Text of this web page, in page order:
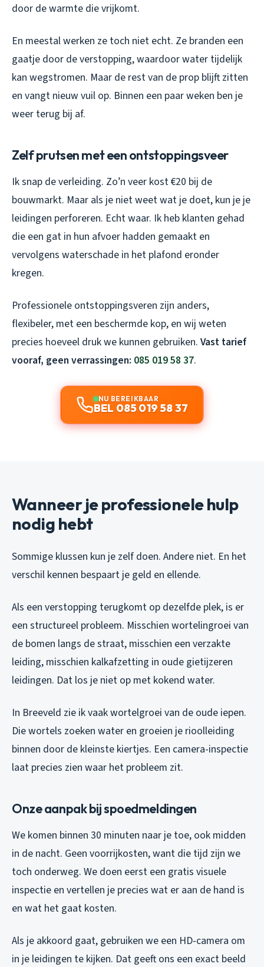
door de warmte die vrijkomt.
En meestal werken ze toch niet echt. Ze branden een
gaatje door de verstopping, waardoor water tijdelijk
kan wegstromen. Maar de rest van de prop blijft zitten
en vangt nieuw vuil op. Binnen een paar weken ben je
weer terug bij af.
Zelf prutsen met een ontstoppingsveer
Ik snap de verleiding. Zo’n veer kost €20 bij de
bouwmarkt. Maar als je niet weet wat je doet, kun je je
leidingen perforeren. Echt waar. Ik heb klanten gehad
die een gat in hun afvoer hadden gemaakt en
vervolgens waterschade in het plafond eronder
kregen.
Professionele ontstoppingsveren zijn anders,
flexibeler, met een beschermde kop, en wij weten
precies hoeveel druk we kunnen gebruiken. Vast tarief
vooraf, geen verrassingen: 085 019 58 37.
NU BEREIKBAAR
BEL 085 019 58 37
Wanneer je professionele hulp
nodig hebt
Sommige klussen kun je zelf doen. Andere niet. En het
verschil kennen bespaart je geld en ellende.
Als een verstopping terugkomt op dezelfde plek, is er
een structureel probleem. Misschien wortelingroei van
de bomen langs de straat, misschien een verzakte
leiding, misschien kalkafzetting in oude gietijzeren
leidingen. Dat los je niet op met kokend water.
In Breeveld zie ik vaak wortelgroei van de oude iepen.
Die wortels zoeken water en groeien je rioolleiding
binnen door de kleinste kiertjes. Een camera-inspectie
laat precies zien waar het probleem zit.
Onze aanpak bij spoedmeldingen
We komen binnen 30 minuten naar je toe, ook midden
in de nacht. Geen voorrijkosten, want die tijd zijn we
toch onderweg. We doen eerst een gratis visuele
inspectie en vertellen je precies wat er aan de hand is
en wat het gaat kosten.
Als je akkoord gaat, gebruiken we een HD-camera om
in je leidingen te kijken. Dat geeft ons een exact beeld